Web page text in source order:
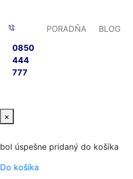
0850
444
777
PORADŇA BLOG
×
bol úspešne pridaný do košíka
Do košíka